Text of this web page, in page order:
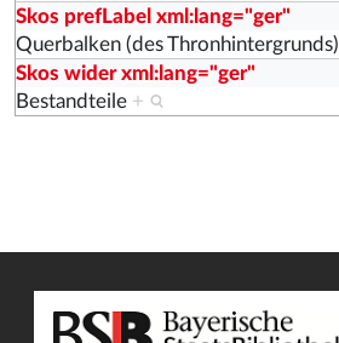
Skos prefLabel xml:lang="ger"
Querbalken (des Thronhintergrunds)
Skos wider xml:lang="ger"
Bestandteile +